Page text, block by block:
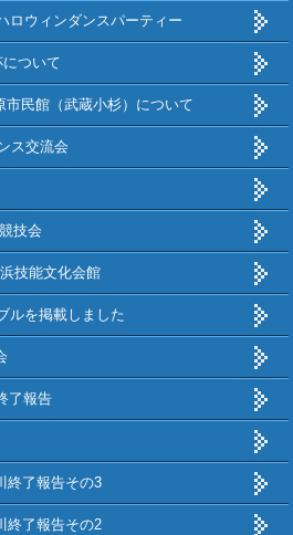
ロウィンダンスパーティー
ついて
民館（武蔵小杉）について
ス交流会
技会
技能文化会館
ルを掲載しました
了報告
終了報告その3
終了報告その2